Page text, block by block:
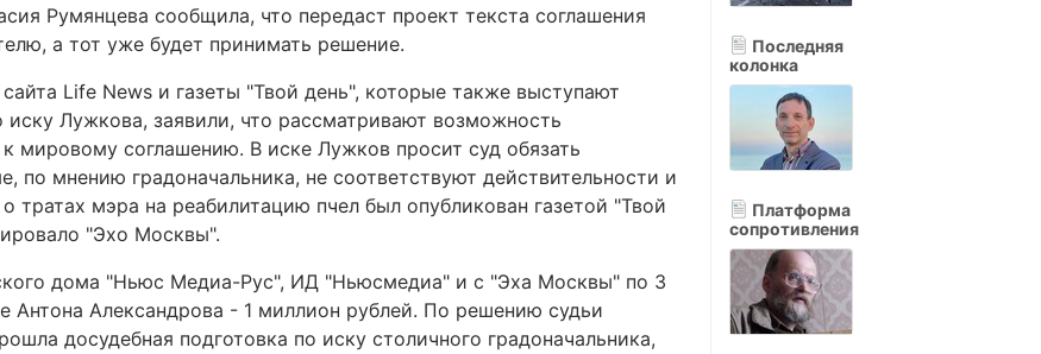
Румянцева сообщила, что передаст проект текста соглашения
а тот уже будет принимать решение.
Life News и газеты "Твой день", которые также выступают
иску Лужкова, заявили, что рассматривают возможность
мировому соглашению. В иске Лужков просит суд обязать
по мнению градоначальника, не соответствуют действительности и
тратах мэра на реабилитацию пчел был опубликован газетой "Твой
"Эхо Москвы".
дома "Ньюс Медиа-Рус", ИД "Ньюсмедиа" и с "Эха Москвы" по 3
Антона Александрова - 1 миллион рублей. По решению судьи
досудебная подготовка по иску столичного градоначальника,
Последняя
колонка
Платформа
сопротивления